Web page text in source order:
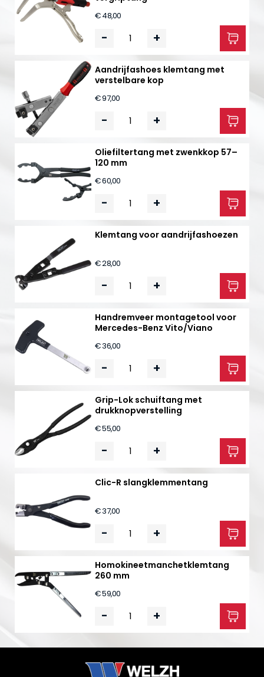
€ 48,00
- +
Aandrijfashoes klemtang met
verstelbare kop
€ 97,00
- +
Oliefiltertang met zwenkkop 57–
120 mm
€ 60,00
- +
Klemtang voor aandrijfashoezen
€ 28,00
- +
Handremveer montagetool voor
Mercedes-Benz Vito/Viano
€ 36,00
- +
Grip-Lok schuiftang met
drukknopverstelling
€ 55,00
- +
Clic-R slangklemmentang
€ 37,00
- +
Homokineetmanchetklemtang
260 mm
€ 59,00
- +